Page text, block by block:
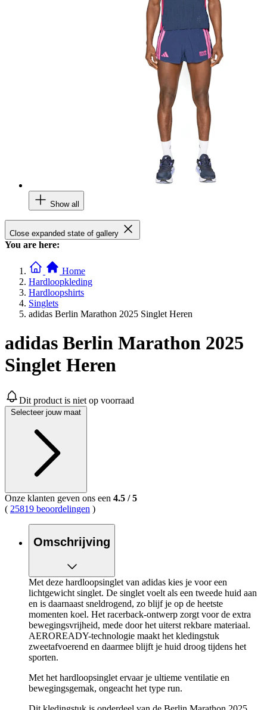
Show all
Close expanded state of gallery
You are here:
Home
Hardloopkleding
Hardloopshirts
Singlets
adidas Berlin Marathon 2025 Singlet Heren
adidas Berlin Marathon 2025
Singlet Heren
Dit product is niet op voorraad
Selecteer jouw maat
Onze klanten geven ons een 4.5 /5
( 25819 beoordelingen )
Omschrijving
Met deze hardloopsinglet van adidas kies je voor een
lichtgewicht singlet. De singlet voelt als een tweede huid aan
en is daarnaast sneldrogend, zo blijf je op de heetste
momenten koel. Het racerback-ontwerp zorgt voor de extra
bewegingsvrijheid, mede door het uiterst rekbare materiaal.
AEROREADY-technologie maakt het kledingstuk
zweetafvoerend en daarmee blijft je huid droog tijdens het
sporten.
Met het hardloopsinglet ervaar je ultieme ventilatie en
bewegingsgemak, ongeacht het type run.